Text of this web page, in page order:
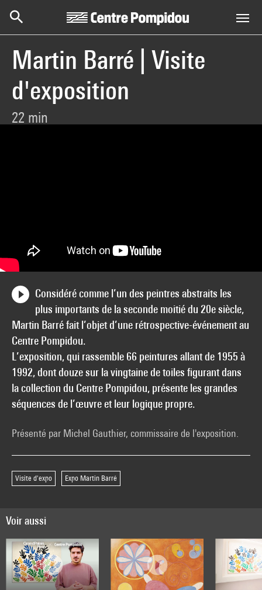
Martin Barré | Visite
d'exposition
22 min
Considéré comme l’un des peintres abstraits les
plus importants de la seconde moitié du 20e siècle,
Martin Barré fait l’objet d’une rétrospective-événement au
Centre Pompidou.
L’exposition, qui rassemble 66 peintures allant de 1955 à
1992, dont douze sur la vingtaine de toiles figurant dans
la collection du Centre Pompidou, présente les grandes
séquences de l’œuvre et leur logique propre.
Présenté par Michel Gauthier, commissaire de l'exposition.
Visite d'expo Expo Martin Barré
Voir aussi